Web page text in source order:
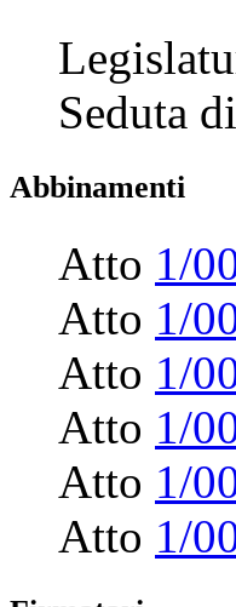
Seduta
Abbinamenti
Atto 1/
Atto 1/
Atto 1/
Atto 1/
Atto 1/
Atto 1/